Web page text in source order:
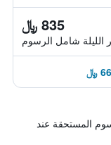
835 ﷼
الليلة شامل الرسوم
المستحقة عند